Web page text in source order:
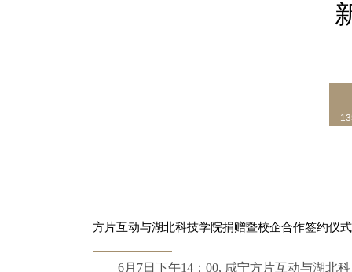
方片互动与湖北科技学院捐赠暨校企合作签约仪式
6月7日下午14：00, 咸宁方片互动与湖北科